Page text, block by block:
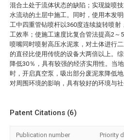
混合土处于流体状态的缺陷；实现旋喷
水流动的土层中施工。同时，使用本发
工中四重管钻喷杆以360度连续旋转喷射
工效率；使施工速度比复合管法提高2～
喷嘴同时喷射高压水泥浆，对土体进行
的直径比使用传统的设备大两倍以上。
降低30％，具有较强的经济实用性。当
时，开启真空泵，吸出部分废泥浆降低
对周围环境的影响，具有较好的环境与社
Patent Citations (6)
Publication number Priority